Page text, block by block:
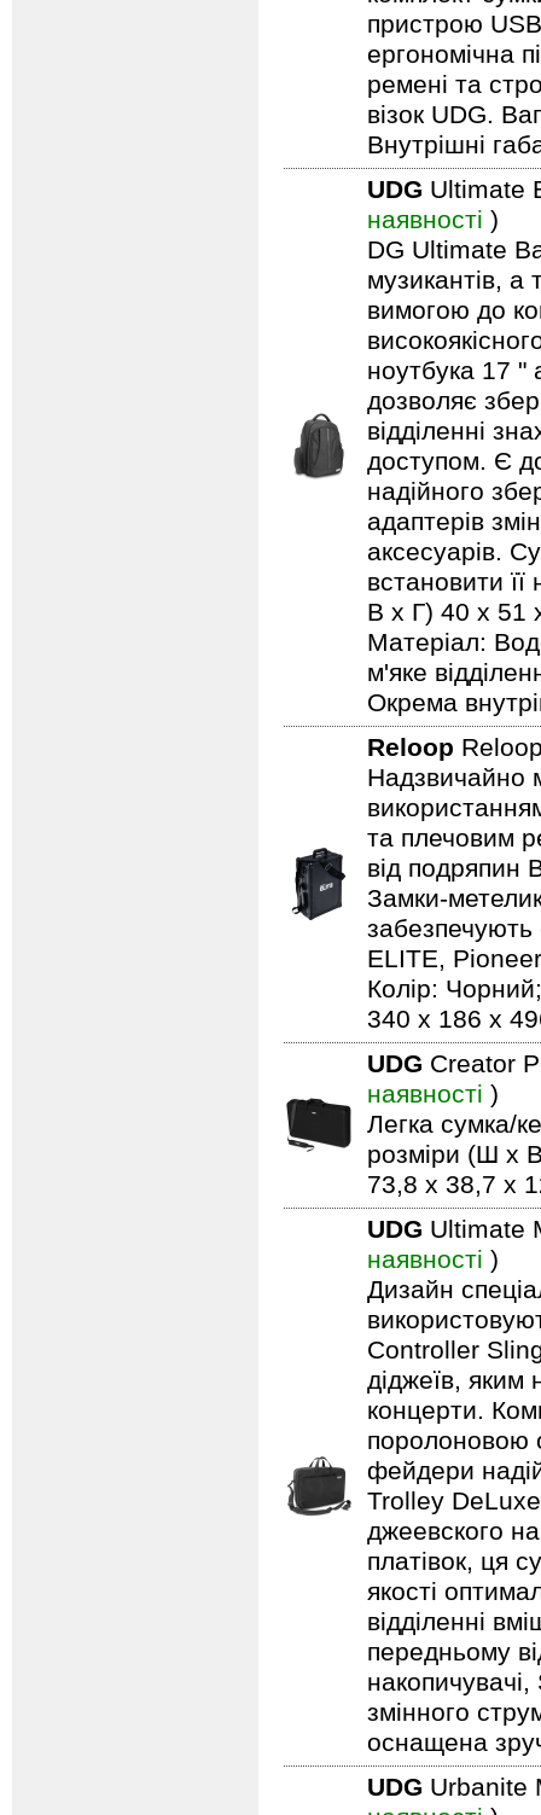
пристрою
ергономічна
ремені та
візок UDG.
Внутрішні
UDG Ultimate
наявності )
DG Ultimate
музикантів, а
вимогою до
ноутбука 17 "
дозволяє
відділенні
доступом. Є
надійного
адаптерів
аксесуарів.
встановити
В х Г) 40 x 51
Матеріал:
м'яке
Окрема
Reloop
Надзвичайно
та плечовим
від подряпин
Замки-
забезпечують
ELITE,
Колір:
340 x 186 x
UDG Creator
наявності )
Легка сумка/
розміри (Ш x
73,8 x 38,7 x
UDG Ultimate
наявності )
Дизайн
Controller
діджеїв, яким
концерти.
поролоновою
фейдери
Trolley DeLuxe
джеевского
платівок, ця
якості
відділенні
передньому
змінного
оснащена
UDG Urbanite